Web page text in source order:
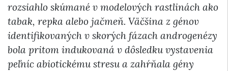
rozsiahlo skúmané v modelových rastlinách ako
tabak, repka alebo jačmeň. Väčšina z génov
identifikovaných v skorých fázach androgenézy
bola pritom indukovaná v dôsledku vystavenia
peľníc abiotickému stresu a zahŕňala gény